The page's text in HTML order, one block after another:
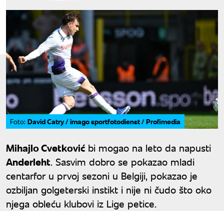
Foto: David Catry / imago sportfotodienst / Profimedia
Mihajlo Cvetković bi mogao na leto da napusti
Anderleht. Sasvim dobro se pokazao mladi
centarfor u prvoj sezoni u Belgiji, pokazao je
ozbiljan golgeterski instikt i nije ni čudo što oko
njega obleću klubovi iz Lige petice.